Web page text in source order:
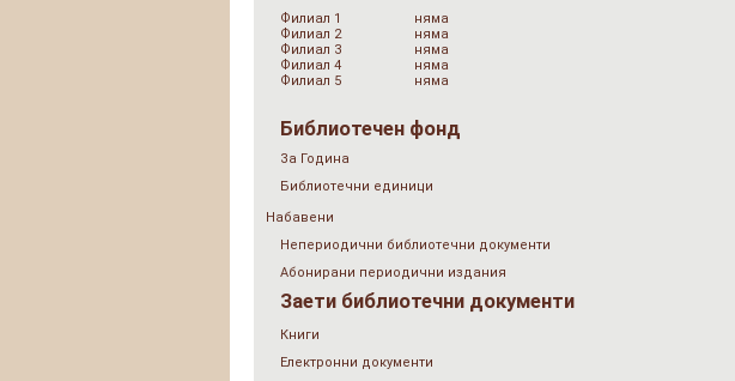
Филиал 1
няма
Филиал 2
няма
Филиал 3
няма
Филиал 4
няма
Филиал 5
няма
Библиотечен фонд
За Година
Библиотечни единици
Набавени
Непериодични библиотечни документи
Абонирани периодични издания
Заети библиотечни документи
Книги
Електронни документи